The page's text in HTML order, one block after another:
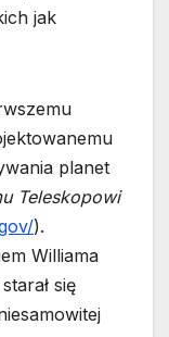
jak
planet
Teleskopowi
).
Williama
się